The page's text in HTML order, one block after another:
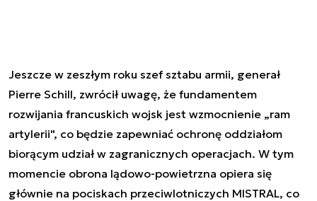
Jeszcze w zeszłym roku szef sztabu armii, generał
Pierre Schill, zwrócił uwagę, że fundamentem
rozwijania francuskich wojsk jest wzmocnienie „ram
artylerii", co będzie zapewniać ochronę oddziałom
biorącym udział w zagranicznych operacjach. W tym
momencie obrona lądowo-powietrzna opiera się
głównie na pociskach przeciwlotniczych MISTRAL, co